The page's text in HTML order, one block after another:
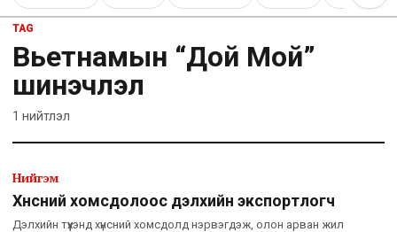
TAG
Вьетнамын “Дой Мой”
шинэчлэл
1 нийтлэл
Нийгэм
Хүнсний хомсдолоос дэлхийн экспортлогч
Дэлхийн түүхэнд хүнсний хомсдолд нэрвэгдэж, олон арван жил